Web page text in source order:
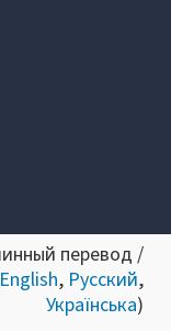
перевод /
English, Русский,
Українська)